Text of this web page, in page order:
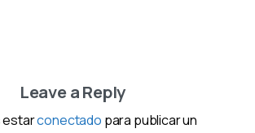
Leave a Reply
estarconectado para publicar un